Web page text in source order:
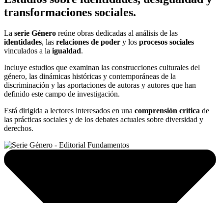
transformaciones sociales.
La serie Género reúne obras dedicadas al análisis de las
identidades, las relaciones de poder y los procesos sociales
vinculados a la igualdad.
Incluye estudios que examinan las construcciones culturales del
género, las dinámicas históricas y contemporáneas de la
discriminación y las aportaciones de autoras y autores que han
definido este campo de investigación.
Está dirigida a lectores interesados en una comprensión crítica de
las prácticas sociales y de los debates actuales sobre diversidad y
derechos.